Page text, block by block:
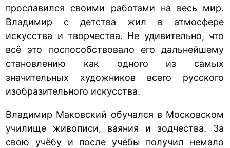
прославился своими работами на весь мир.
Владимир с детства жил в атмосфере
искусства и творчества. Не удивительно, что
всё это поспособствовало его дальнейшему
становлению как одного из самых
значительных художников всего русского
изобразительного искусства.
Владимир Маковский обучался в Московском
училище живописи, ваяния и зодчества. За
свою учёбу и после учёбы получил немало